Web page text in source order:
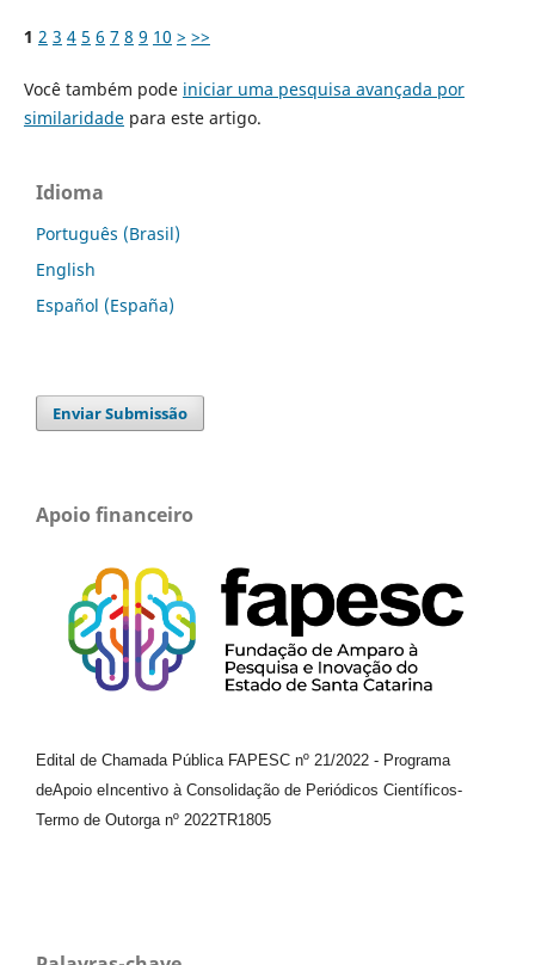
1 2 3 4 5 6 7 8 9 10 > >>
Você também pode iniciar uma pesquisa avançada por
similaridadepara este artigo.
Idioma
Português (Brasil)
English
Español (España)
Enviar Submissão
Apoio financeiro
Edital de Chamada Pública FAPESC nº 21/2022 - Programa
deApoio e Incentivo à Consolidação de Periódicos Científicos-
Termo de Outorga nº 2022TR1805